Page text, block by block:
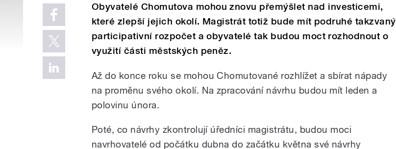
Obyvatelé Chomutova mohou znovu přemýšlet nad investicemi,
které zlepší jejich okolí. Magistrát totiž bude mít podruhé takzvaný
participativní rozpočet a obyvatelé tak budou moct rozhodnout o
využití části městských peněz.
Až do konce roku se mohou Chomutované rozhlížet a sbírat nápady
na proměnu svého okolí. Na zpracování návrhu budou mít leden a
polovinu února.
Poté, co návrhy zkontrolují úředníci magistrátu, budou moci
navrhovatelé od počátku dubna do začátku května své návrhy